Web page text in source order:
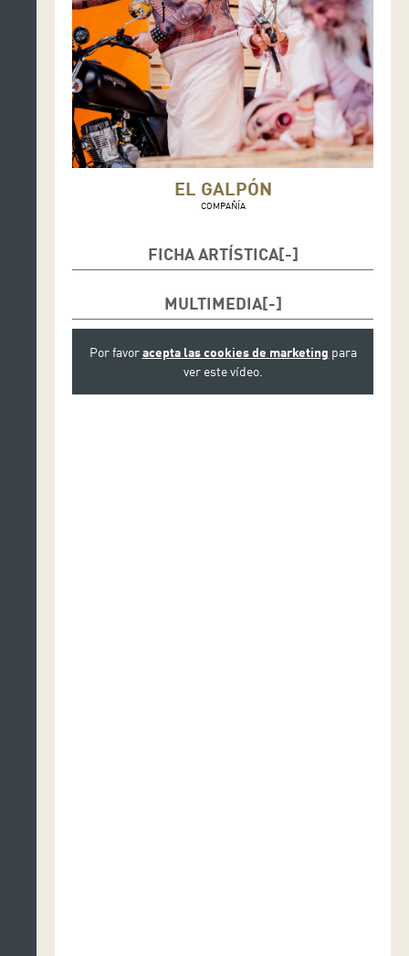
EL GALPÓN
COMPAÑÍA
FICHA ARTÍSTICA
Elenco: Myriam Gleijer, Elizabeth Vignoli, Héctor
Hernández, Pierino Zorzini y Claudia Trecu
MULTIMEDIA
Por favoracepta las cookies de marketing para
ver este vídeo.